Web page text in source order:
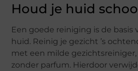
Houd je huid
Een goede reiniging is de basis
huid. Reinig je gezicht ’s
met een milde
zonder parfum. Hierdoor